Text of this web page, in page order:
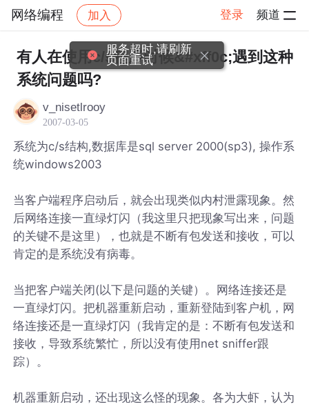
网络编程 加入 登录 频道
社区 网络编程 帖子详情
有人在使用c/s程序时候&#xff0c;遇到这种
系统问题吗?
v_nisetlrooy
2007-03-05
系统为c/s结构,数据库是sql server 2000(sp3), 操作系
统windows2003
当客户端程序启动后，就会出现类似内村泄露现象。然
后网络连接一直绿灯闪（我这里只把现象写出来，问题
的关键不是这里），也就是不断有包发送和接收，可以
肯定的是系统没有病毒。
当把客户端关闭(以下是问题的关键）。网络连接还是
一直绿灯闪。把机器重新启动，重新登陆到客户机，网
络连接还是一直绿灯闪（我肯定的是：不断有包发送和
接收，导致系统繁忙，所以没有使用net sniffer跟
踪）。
机器重新启动，还出现这么怪的现象。各为大虾，认为
服务超时,请刷新
页面重试